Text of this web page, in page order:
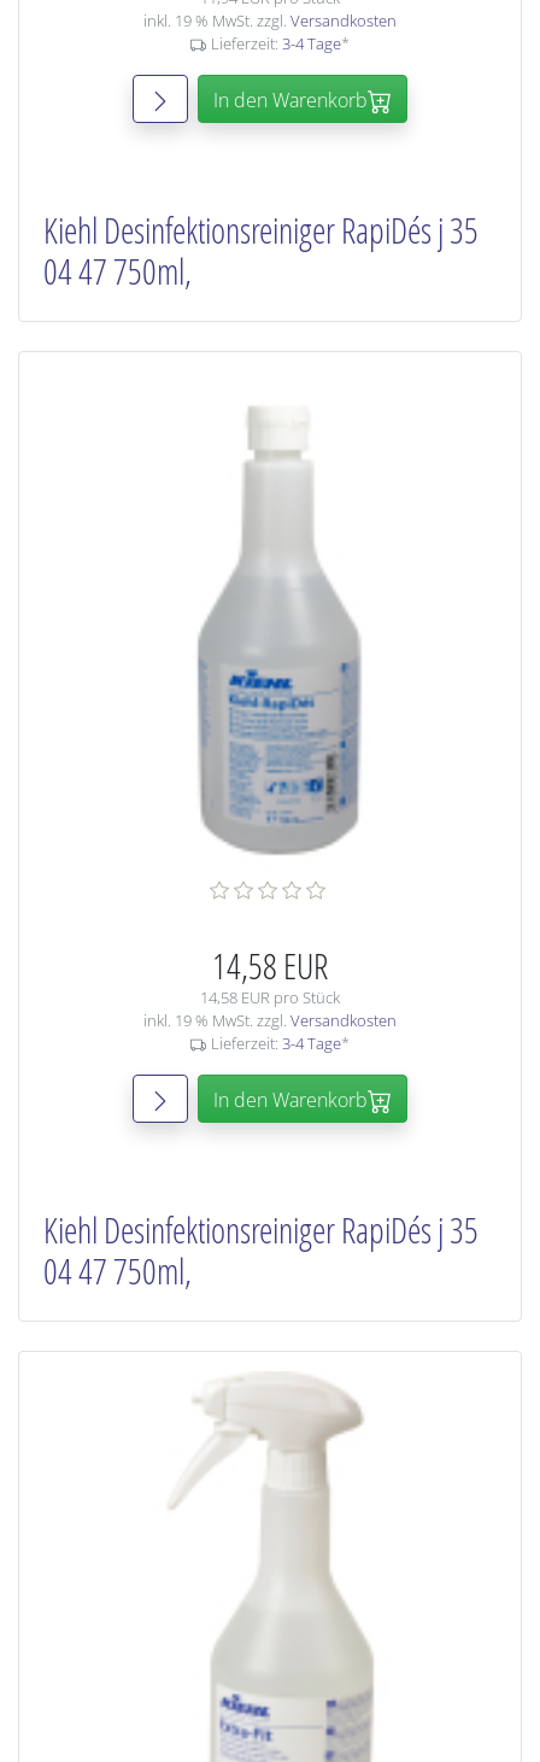
inkl. 19 % MwSt. zzgl. Versandkosten
Lieferzeit: 3-4 Tage*
In den Warenkorb
Kiehl Desinfektionsreiniger RapiDés j 35
04 47 750ml,
14,58 EUR
14,58 EUR pro Stück
inkl. 19 % MwSt. zzgl. Versandkosten
Lieferzeit: 3-4 Tage*
In den Warenkorb
Kiehl Desinfektionsreiniger RapiDés j 35
04 47 750ml,